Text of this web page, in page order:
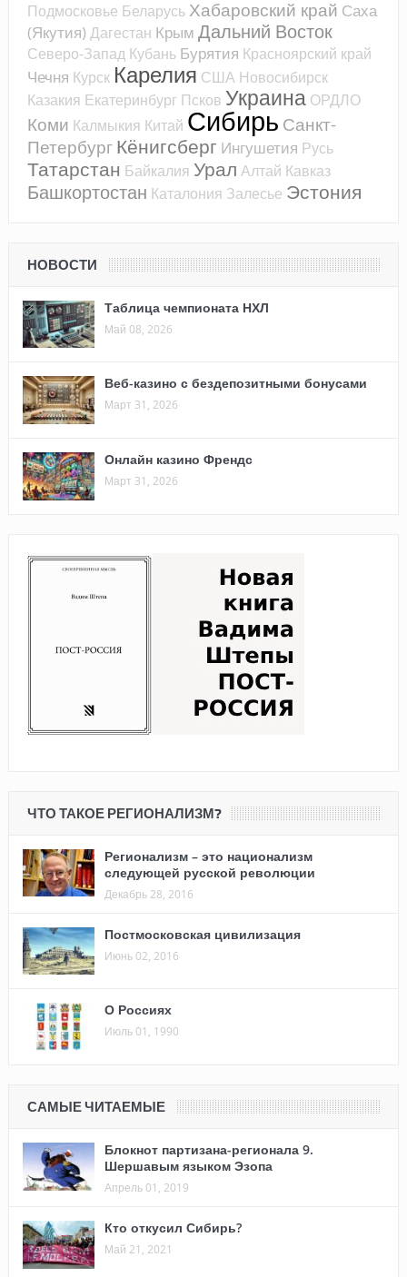
Подмосковье Беларусь Хабаровский край Саха
(Якутия) Дагестан Крым Дальний Восток
Северо-Запад Кубань Бурятия Красноярский край
Чечня Курск Карелия США Новосибирск
Казакия Екатеринбург Псков Украина ОРДЛО
Коми Калмыкия Китай Сибирь Санкт-
Петербург Кёнигсберг Ингушетия Русь
Татарстан Байкалия Урал Алтай Кавказ
Башкортостан Каталония Залесье Эстония
НОВОСТИ
Таблица чемпионата НХЛ
Май 08, 2026
Веб-казино с бездепозитными бонусами
Март 31, 2026
Онлайн казино Френдс
Март 31, 2026
ЧТО ТАКОЕ РЕГИОНАЛИЗМ?
Регионализм – это национализм
следующей русской революции
Декабрь 28, 2016
Постмосковская цивилизация
Июнь 02, 2016
О Россиях
Июль 01, 1990
САМЫЕ ЧИТАЕМЫЕ
Блокнот партизана-регионала 9.
Шершавым языком Эзопа
Апрель 01, 2019
Кто откусил Сибирь?
Май 21, 2021